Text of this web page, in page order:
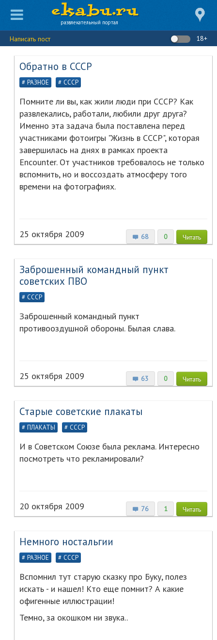
развлекательный портал
Написать пост 18+
Обратно в СССР
РАЗНОЕ СССР
Помните ли вы, как жили люди при СССР? Как
развлекались, работали, любили друг друга?
Именно эта задача была поставлена перед
участниками фотоигры "Жизнь в СССР", которая
завершилась на днях в рамках проекта
Encounter. От участников требовалось не только
вспомнить, но и воссоздать атмосферу того
времени на фотографиях.
68 0 Читать
25 октября 2009
Заброшенный командный пункт
советских ПВО
СССР
Заброшенный командный пункт
противооздушной обороны. Былая слава.
63 0 Читать
25 октября 2009
Старые советские плакаты
ПЛАКАТЫ СССР
И в Советском Союзе была реклама. Интересно
посмотреть что рекламировали?
76 1 Читать
20 октября 2009
Немного ностальгии
РАЗНОЕ СССР
Вспомнил тут старую сказку про Буку, полез
искать - и нашел! Кто еще помнит? А какие
офигенные иллюстрации!
Темно, за окошком ни звука..